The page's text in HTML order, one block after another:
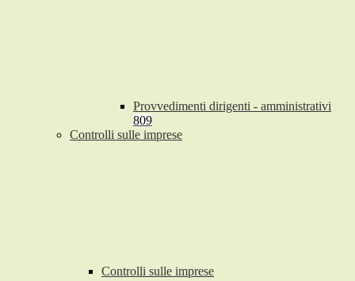
Provvedimenti dirigenti - amministrativi
809
Controlli sulle imprese
Controlli sulle imprese